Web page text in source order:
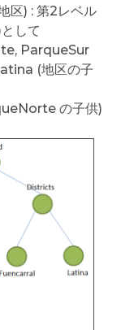
区) : 第2レベル
して
ParqueSur
(地区の子
の子供)